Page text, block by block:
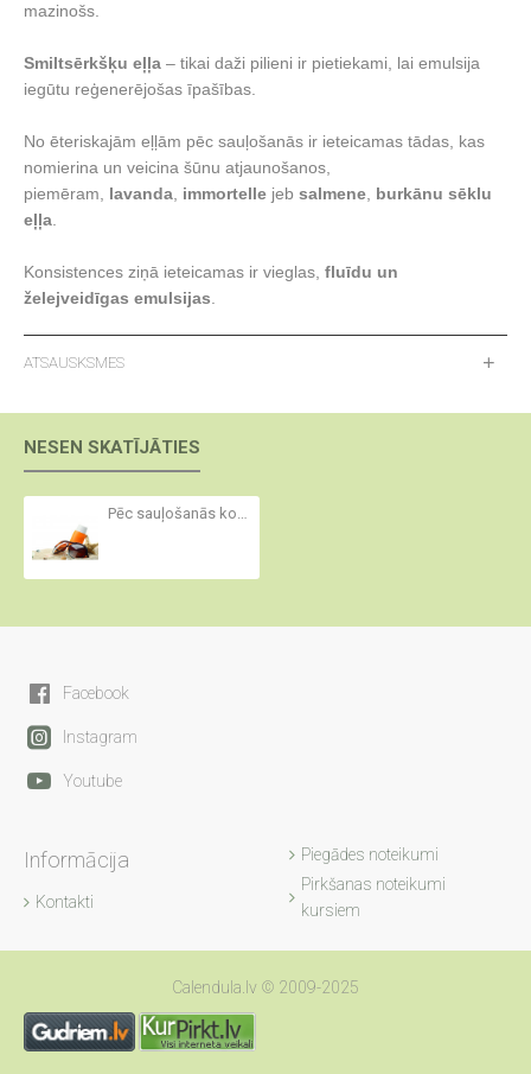
mazinošs.
Smiltsērkšķu eļļa – tikai daži pilieni ir pietiekami, lai emulsija
iegūtu reģenerējošas īpašības.
No ēteriskajām eļļām pēc sauļošanās ir ieteicamas tādas, kas
nomierina un veicina šūnu atjaunošanos,
piemēram, lavanda immortelle jeb salmene burkānu sēklu
eļļa
Konsistences ziņā ieteicamas ir vieglas, fluīdu un
želejveidīgas emulsijas
ATSAUSKSMES
NESEN SKATĪJĀTIES
Pēc sauļošanās kosmētikas sastāvā ieteicamās izejvielas
Facebook
Instagram
Youtube
Informācija
Kontakti
Piegādes noteikumi
Pirkšanas noteikumi
kursiem
Calendula.lv © 2009-2025